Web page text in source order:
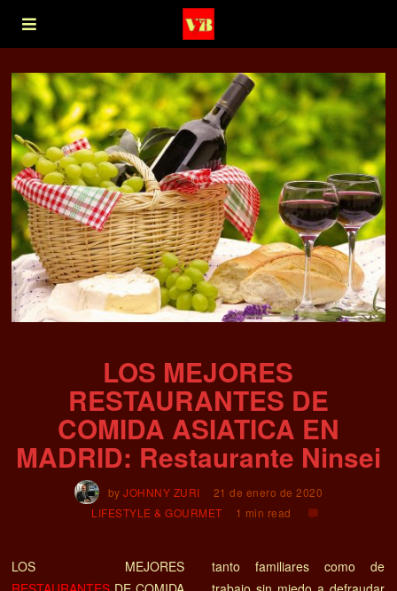
LOS MEJORES
RESTAURANTES DE
COMIDA ASIATICA EN
MADRID: Restaurante Ninsei
byJOHNNY ZURI
21 de enero de 2020
LIFESTYLE & GOURMET
1 min read
LOS MEJORES
tanto familiares como de